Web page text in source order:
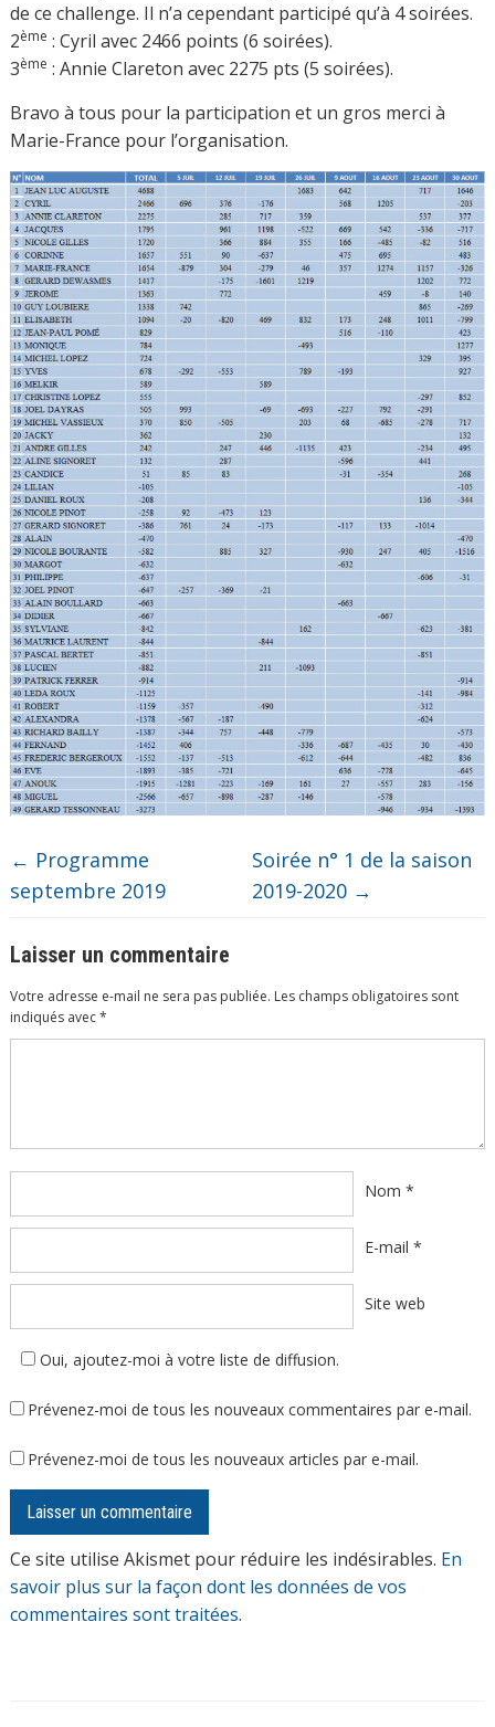
de ce challenge. Il n’a cependant participé qu’à 4 soirées.
2ème : Cyril avec 2466 points (6 soirées).
3ème : Annie Clareton avec 2275 pts (5 soirées).
Bravo à tous pour la participation et un gros merci à
Marie-France pour l’organisation.
← Programme
septembre 2019
Soirée n° 1 de la saison
2019-2020 →
Laisser un commentaire
Votre adresse e-mail ne sera pas publiée. Les champs obligatoires sont
indiqués avec*
Nom *
E-mail *
Site web
Oui, ajoutez-moi à votre liste de diffusion.
Prévenez-moi de tous les nouveaux commentaires par e-mail.
Prévenez-moi de tous les nouveaux articles par e-mail.
Ce site utilise Akismet pour réduire les indésirables. En
savoir plus sur la façon dont les données de vos
commentaires sont traitées.